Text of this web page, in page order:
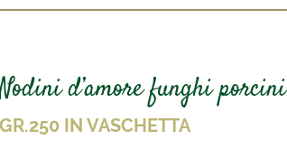
Nodini d’amore funghi porcini
GR.250 IN VASCHETTA